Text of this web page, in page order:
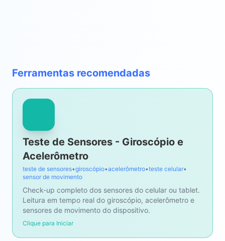
Ferramentas recomendadas
Teste de Sensores - Giroscópio e
Acelerômetro
teste de sensores•giroscópio•acelerômetro•teste celular•
sensor de movimento
Check-up completo dos sensores do celular ou tablet.
Leitura em tempo real do giroscópio, acelerômetro e
sensores de movimento do dispositivo.
Clique para Iniciar